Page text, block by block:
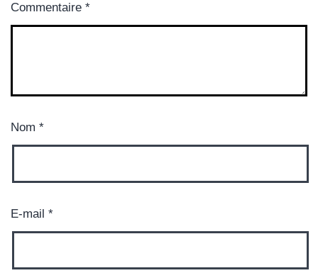
Commentaire *
Nom *
E-mail *